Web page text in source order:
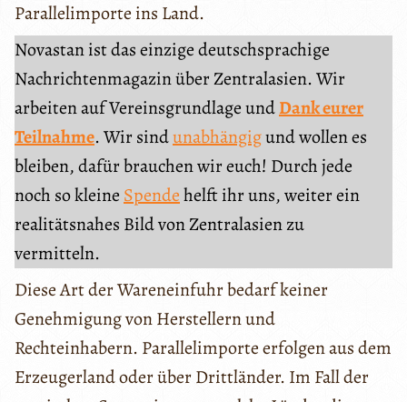
Parallelimporte ins Land.
Novastan ist das einzige deutschsprachige
Nachrichtenmagazin über Zentralasien. Wir
arbeiten auf Vereinsgrundlage undDank eurer
Teilnahme. Wir sindunabhängigund wollen es
bleiben, dafür brauchen wir euch! Durch jede
noch so kleine Spendehelft ihr uns, weiter ein
realitätsnahes Bild von Zentralasien zu
vermitteln.
Diese Art der Wareneinfuhr bedarf keiner
Genehmigung von Herstellern und
Rechteinhabern. Parallelimporte erfolgen aus dem
Erzeugerland oder über Drittländer. Im Fall der